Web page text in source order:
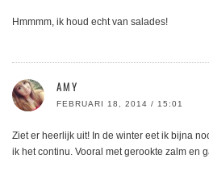
Hmmmm, ik houd echt van salades!
AMY
FEBRUARI 18, 2014 / 15:01
Ziet er heerlijk uit! In de winter eet ik bijna
ik het continu. Vooral met gerookte zalm en